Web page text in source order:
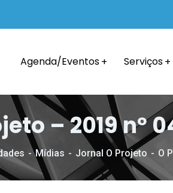
Agenda/Eventos Serviços
– 2019 nº
Mídias Jornal O Projeto O